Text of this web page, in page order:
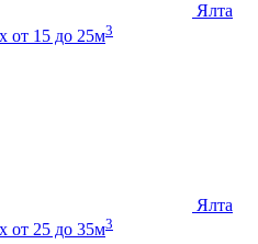
Ялта
от 15 до 25м3
Ялта
от 25 до 35м3